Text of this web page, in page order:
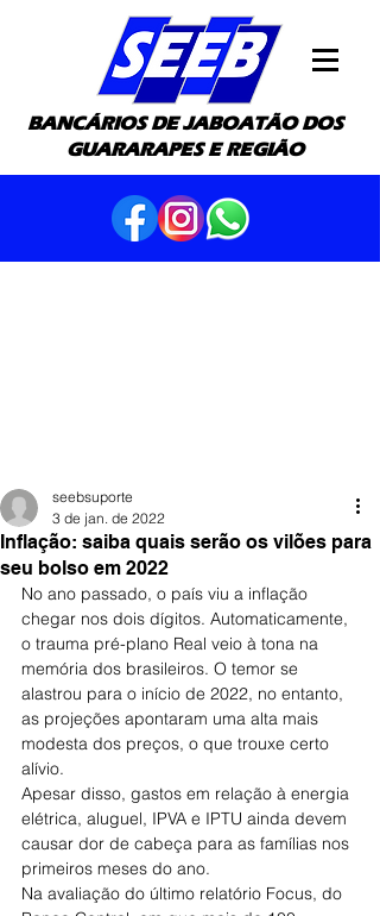
BANCÁRIOS DE JABOATÃO DOS
GUARARAPES E REGIÃO
Inflação: saiba quais serão os vilões para
seu bolso em 2022
seebsuporte
3 de jan. de 2022
No ano passado, o país viu a inflação
chegar nos dois dígitos. Automaticamente,
o trauma pré-plano Real veio à tona na
memória dos brasileiros. O temor se
alastrou para o início de 2022, no entanto,
as projeções apontaram uma alta mais
modesta dos preços, o que trouxe certo
alívio.
Apesar disso, gastos em relação à energia
elétrica, aluguel, IPVA e IPTU ainda devem
causar dor de cabeça para as famílias nos
primeiros meses do ano.
Na avaliação do último relatório Focus, do